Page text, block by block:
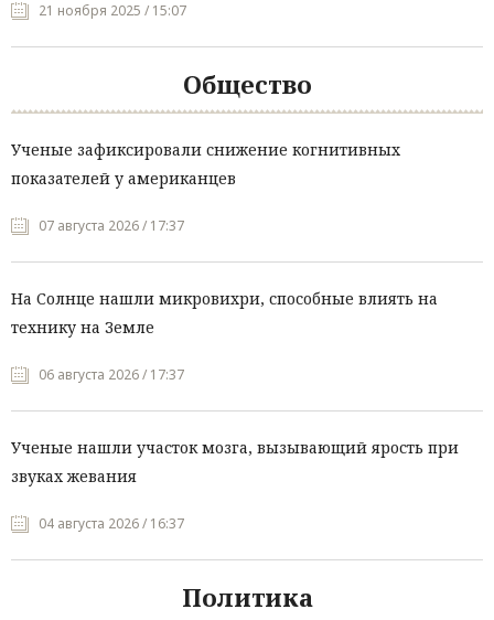
21 ноября 2025 / 15:07
Общество
Ученые зафиксировали снижение когнитивных
показателей у американцев
07 августа 2026 / 17:37
На Солнце нашли микровихри, способные влиять на
технику на Земле
06 августа 2026 / 17:37
Ученые нашли участок мозга, вызывающий ярость при
звуках жевания
04 августа 2026 / 16:37
Политика